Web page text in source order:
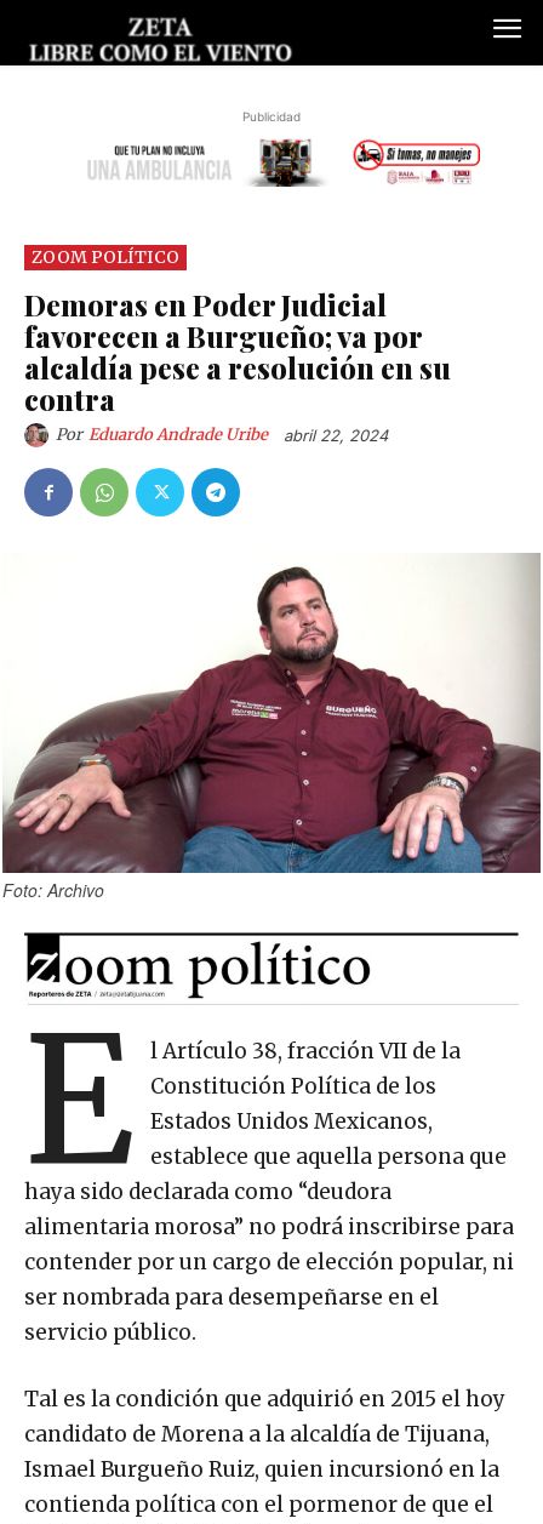
Publicidad
ZOOM POLÍTICO
Demoras en Poder Judicial
favorecen a Burgueño; va por
alcaldía pese a resolución en su
contra
Por Eduardo Andrade Uribe abril 22, 2024
Foto: Archivo
E
l Artículo 38, fracción VII de la
Constitución Política de los
Estados Unidos Mexicanos,
establece que aquella persona que
haya sido declarada como “deudora
alimentaria morosa” no podrá inscribirse para
contender por un cargo de elección popular, ni
ser nombrada para desempeñarse en el
servicio público.
Tal es la condición que adquirió en 2015 el hoy
candidato de Morena a la alcaldía de Tijuana,
Ismael Burgueño Ruiz, quien incursionó en la
contienda política con el pormenor de que el